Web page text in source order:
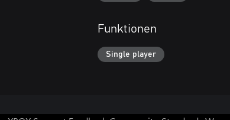
Funktionen
Single player